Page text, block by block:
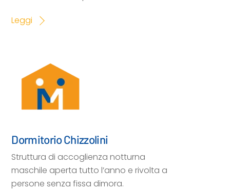
Leggi
Dormitorio Chizzolini
Struttura di accoglienza notturna
maschile aperta tutto l’anno e rivolta a
persone senza fissa dimora.